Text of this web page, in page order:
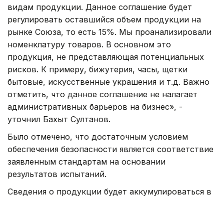
видам продукции. Данное соглашение будет
регулировать оставшийся объем продукции на
рынке Союза, то есть 15%. Мы проанализировали
номенклатуру товаров. В основном это
продукция, не представляющая потенциальных
рисков. К примеру, бижутерия, часы, щетки
бытовые, искусственные украшения и т.д. Важно
отметить, что данное соглашение не налагает
административных барьеров на бизнес», -
уточнил Бахыт Султанов.
Было отмечено, что достаточным условием
обеспечения безопасности является соответствие
заявленным стандартам на основании
результатов испытаний.
Сведения о продукции будет аккумулироваться в